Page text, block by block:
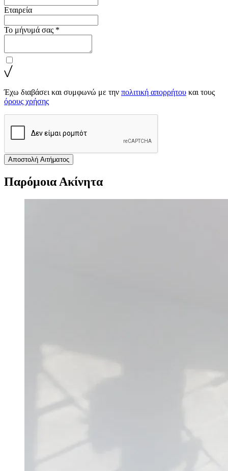
Εταιρεία
Το μήνυμά σας *
Έχω διαβάσει και συμφωνώ με την πολιτική απορρήτου και τους
όρους χρήσης
Αποστολή Αιτήματος
Παρόμοια Ακίνητα